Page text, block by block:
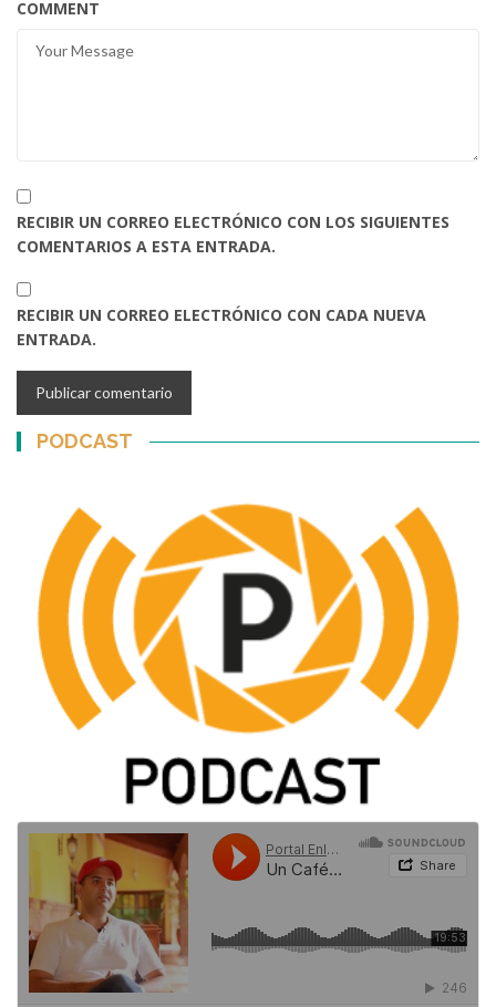
COMMENT
RECIBIR UN CORREO ELECTRÓNICO CON LOS SIGUIENTES
COMENTARIOS A ESTA ENTRADA.
RECIBIR UN CORREO ELECTRÓNICO CON CADA NUEVA
ENTRADA.
PODCAST